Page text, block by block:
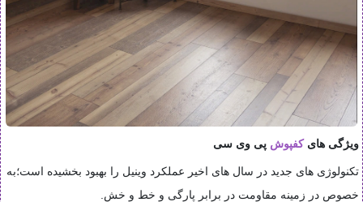
ویژگی هایکفپوش پی وی سی
تکنولوژی های جدید در سال های اخیر عملکرد وینیل را بهبود بخشیده است؛به
خصوص در زمینه مقاومت در برابر پارگی و خط و خش